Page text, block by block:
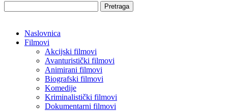
Pretraga
Naslovnica
Filmovi
Akcijski filmovi
Avanturistički filmovi
Animirani filmovi
Biografski filmovi
Komedije
Kriminalistički filmovi
Dokumentarni filmovi